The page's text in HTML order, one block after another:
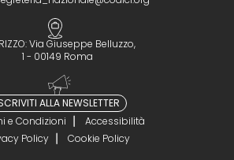
Via Giuseppe Belluzzo,
1 - 00149 Roma
ALLA NEWSLETTER
e Condizioni
Accessibilità
Policy
Cookie Policy